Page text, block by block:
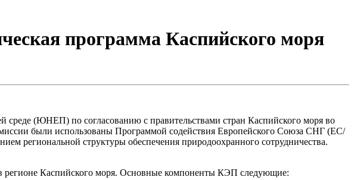
программа Каспийского моря
(ЮНЕП) по согласованию с правительствами стран Каспийского моря во
были использованы Программой содействия Европейского Союза СНГ (ЕС/
региональной структуры обеспечения природоохранного сотрудничества.
Каспийского моря. Основные компоненты КЭП следующие: